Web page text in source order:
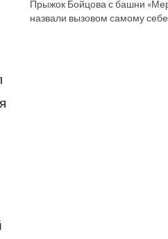
Прыжок Бойцова с башни
назвали вызовом самому себе